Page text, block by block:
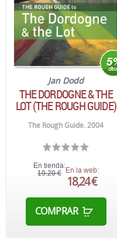
Jan Dodd
THE DORDOGNE & THE
LOT (THE ROUGH GUIDE)
The Rough Guide. 2004
En tienda:
19,20 € En la web:
18,24 €
COMPRAR